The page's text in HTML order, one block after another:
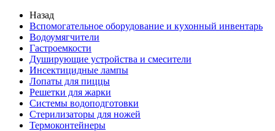
Назад
Вспомогательное оборудование и кухонный инвентарь
Водоумягчители
Гастроемкости
Душирующие устройства и смесители
Инсектицидные лампы
Лопаты для пиццы
Решетки для жарки
Системы водоподготовки
Стерилизаторы для ножей
Термоконтейнеры